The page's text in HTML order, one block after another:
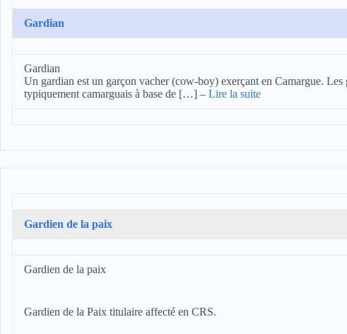
Gardian
Gardian
Un gardian est un garçon vacher (cow-boy) exerçant en Camargue.
typiquement camarguais à base de […] – Lire la suite
Gardien de la paix
Gardien de la paix
Gardien de la Paix titulaire affecté en CRS.